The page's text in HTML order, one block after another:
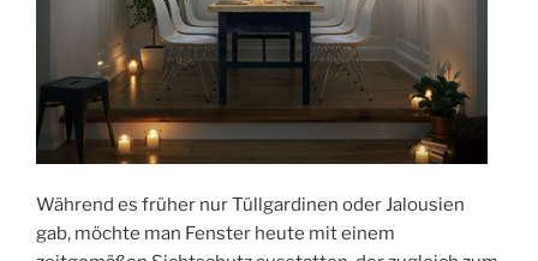
Während es früher nur Tüllgardinen oder Jalousien
gab, möchte man Fenster heute mit einem